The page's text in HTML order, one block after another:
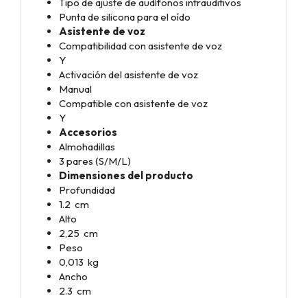
Punta de silicona para el oído
Asistente de voz
Compatibilidad con asistente de voz
Y
Activación del asistente de voz
Manual
Compatible con asistente de voz
Y
Accesorios
Almohadillas
3 pares (S/M/L)
Dimensiones del producto
Profundidad
1.2 cm
Alto
2,25 cm
Peso
0,013 kg
Ancho
2.3 cm